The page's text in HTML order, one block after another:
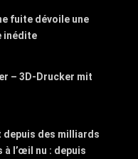
fuite dévoile une
inédite
– 3D-Drucker mit
depuis des milliards
à l’œil nu : depuis